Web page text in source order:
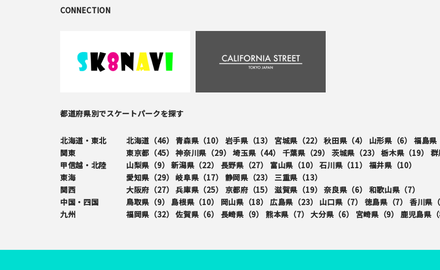
CONNECTION
都道府県別でスケートパークを探す
北海道・東北 北海道（46） 青森県（10） 岩手県（13） 宮城県（22） 秋田県（4） 山形県（6） 福島県
関東
東京都（45） 神奈川県（29） 埼玉県（44） 千葉県（29） 茨城県（23） 栃木県（19）
甲信越・北陸
山梨県（9） 新潟県（22） 長野県（27） 富山県（10） 石川県（11） 福井県（10）
東海
愛知県（29） 岐阜県（17） 静岡県（23） 三重県（13）
関西
大阪府（27） 兵庫県（25） 京都府（15） 滋賀県（19） 奈良県（6） 和歌山県（7）
中国・四国
鳥取県（9） 島根県（10） 岡山県（18） 広島県（23） 山口県（7） 徳島県（7） 香川県（
九州
福岡県（32） 佐賀県（6） 長崎県（9） 熊本県（7） 大分県（6） 宮崎県（9） 鹿児島県（